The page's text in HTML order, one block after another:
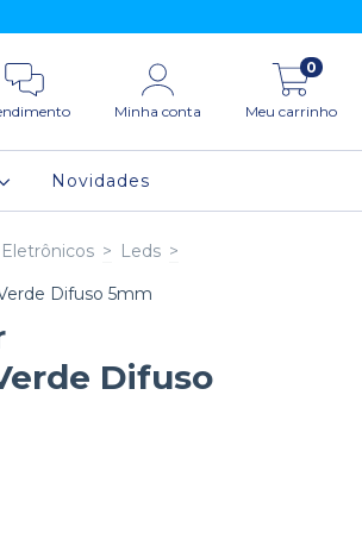
Minha conta Meu carrinho
0
Novidades
> Leds >
Difuso 5mm
Difuso